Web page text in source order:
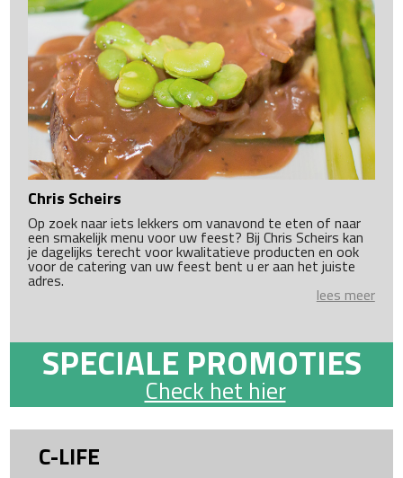
Chris Scheirs
Op zoek naar iets lekkers om vanavond te eten of naar
een smakelijk menu voor uw feest? Bij Chris Scheirs kan
je dagelijks terecht voor kwalitatieve producten en ook
voor de catering van uw feest bent u er aan het juiste
adres.
lees meer
SPECIALE PROMOTIES
Check het hier
C-LIFE